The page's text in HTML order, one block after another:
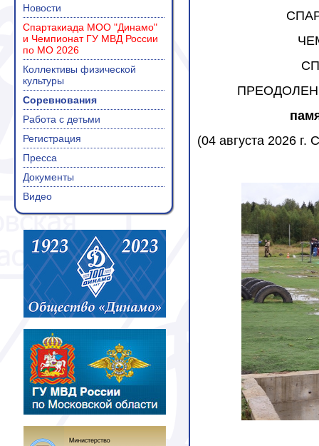
Новости
Спартакиада МОО "Динамо"
и Чемпионат ГУ МВД России
по МО 2026
Коллективы физической
культуры
Соревнования
Работа с детьми
Регистрация
Пресса
Документы
Видео
(04 августа 2026 г.